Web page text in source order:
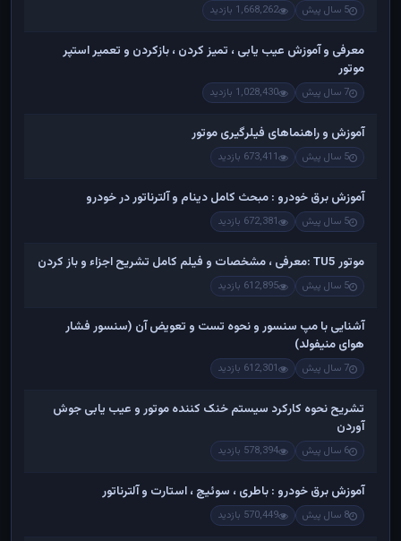
5 سال پیش 1,668,262 بازدید
معرفی و آموزش عیب یابی ، تمیز کردن ، بازکردن و تعمیر استپر
موتور
7 سال پیش 1,028,430 بازدید
آموزش و راهنماهای فیلرگیری موتور
5 سال پیش 673,411 بازدید
آموزش برق خودرو : مبحث کامل دینام و آلترناتور در خودرو
5 سال پیش 672,381 بازدید
موتور TU5 :معرفی ، مشخصات و فیلم کامل تشریح اجزاء و باز کردن
5 سال پیش 612,895 بازدید
آشنایی با مپ سنسور و نحوه تست و تعویض آن (سنسور فشار
هوای منیفولد)
7 سال پیش 612,301 بازدید
تشریح نحوه کارکرد سیستم خنک کننده موتور و عیب یابی جوش
آوردن
6 سال پیش 578,394 بازدید
آموزش برق خودرو : باطری ، سوئیچ ، استارت و آلترناتور
8 سال پیش 570,449 بازدید